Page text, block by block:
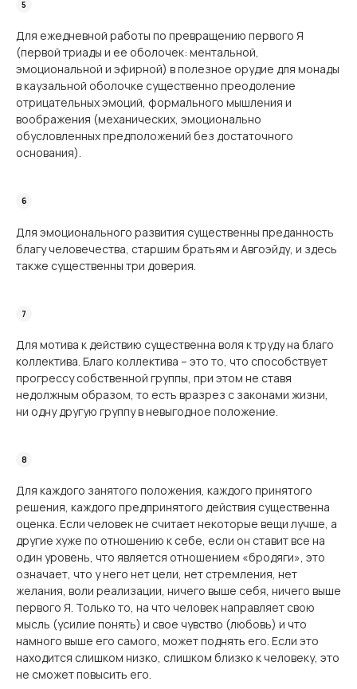
Для ежедневной работы по превращению первого Я
(первой триады и ее оболочек: ментальной,
эмоциональной и эфирной) в полезное орудие для монады
в каузальной оболочке существенно преодоление
отрицательных эмоций, формального мышления и
воображения (механических, эмоционально
обусловленных предположений без достаточного
основания).
Для эмоционального развития существенны преданность
благу человечества, старшим братьям и Авгоэйду, и здесь
также существенны три доверия.
Для мотива к действию существенна воля к труду на благо
коллектива. Благо коллектива – это то, что способствует
прогрессу собственной группы, при этом не ставя
недолжным образом, то есть вразрез с законами жизни,
ни одну другую группу в невыгодное положение.
Для каждого занятого положения, каждого принятого
решения, каждого предпринятого действия существенна
оценка. Если человек не считает некоторые вещи лучше, а
другие хуже по отношению к себе, если он ставит все на
один уровень, что является отношением «бродяги», это
означает, что у него нет цели, нет стремления, нет
желания, воли реализации, ничего выше себя, ничего выше
первого Я. Только то, на что человек направляет свою
мысль (усилие понять) и свое чувство (любовь) и что
намного выше его самого, может поднять его. Если это
находится слишком низко, слишком близко к человеку, это
не сможет повысить его.